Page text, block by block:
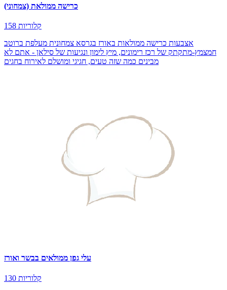
כרישה ממולאת (צמחוני)
158 קלוריות
אצבעות כרישה ממולאות באורז בגרסא צמחונית מעלפת ברוטב
חמצמץ-מתקתק של רכז רימונים, מיץ לימון ונגיעות של סילאן - אתם לא
מבינים כמה שזה טעים, חגיגי ומושלם לאירוח בחגים
עלי גפן ממולאים בבשר ואורז
130 קלוריות